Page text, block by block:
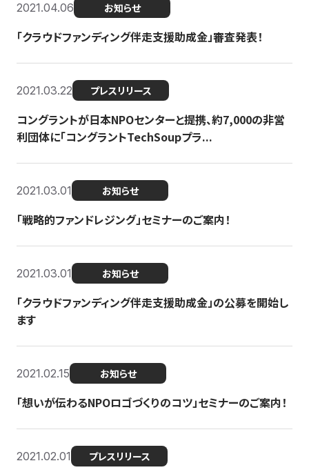
2021.04.06 お知らせ
「クラウドファンディング伴走支援助成金」審査発表！
2021.03.22 プレスリリース
コングラントが日本NPOセンターと提携、約7,000の非営
利団体に「コングラントTechSoupプラ...
2021.03.01 お知らせ
「戦略的ファンドレジング」セミナーのご案内！
2021.03.01 お知らせ
「クラウドファンディング伴走支援助成金」の公募を開始し
ます
2021.02.15 お知らせ
「想いが伝わるNPOロゴづくりのコツ」セミナーのご案内！
2021.02.01 プレスリリース